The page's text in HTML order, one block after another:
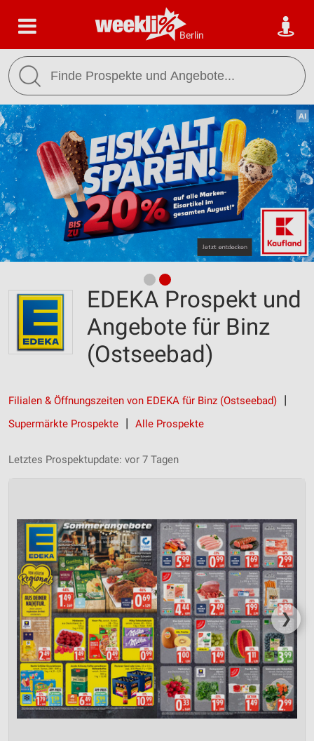
Berlin
EDEKA Prospekt und
Angebote für Binz
(Ostseebad)
Filialen & Öffnungszeiten von EDEKA für Binz (Ostseebad)
Supermärkte Prospekte
Alle Prospekte
Letztes Prospektupdate: vor 7 Tagen
❯